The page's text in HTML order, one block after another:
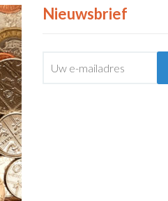
Nieuwsbrief